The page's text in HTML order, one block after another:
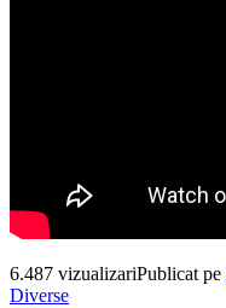
6.487 vizualizariPublicat pe
Diverse